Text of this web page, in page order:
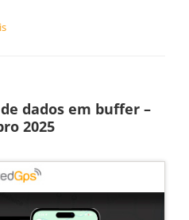
dados em buffer –
2025